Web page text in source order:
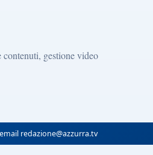
gestione video
redazione@azzurra.tv